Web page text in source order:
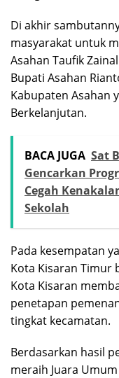
Di akhir
masyarakat untuk
Asahan Taufik
Bupati Asahan
Kabupaten Asahan
Berkelanjutan.
BACA JUGA Sat
Gencarkan
Cegah
Sekolah
Pada kesempatan
Kota Kisaran Timur
Kota Kisaran
penetapan
tingkat kecamatan.
Berdasarkan hasil
meraih Juara